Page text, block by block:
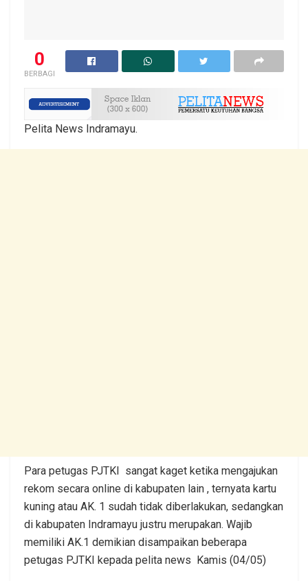
0
BERBAGI
Pelita News Indramayu.
Para petugas PJTKI sangat kaget ketika mengajukan
rekom secara online di kabupaten lain , ternyata kartu
kuning atau AK. 1 sudah tidak diberlakukan, sedangkan
di kabupaten Indramayu justru merupakan. Wajib
memiliki AK.1 demikian disampaikan beberapa
petugas PJTKI kepada pelita news Kamis (04/05)